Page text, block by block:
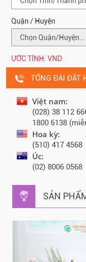
Quận / Huyện
ƯỚC TÍNH: VND
TỔNG ĐÀI ĐẶT
Việt nam:
(028) 38 112
1800 6138
Hoa kỳ:
(510) 417 4568
Úc:
(02) 8006 0568
SẢN